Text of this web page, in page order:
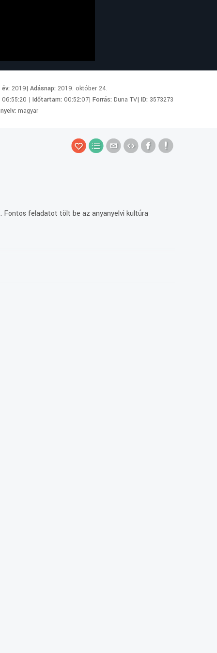
év:2019|Adásnap:2019. október 24.
06:55:20 |Időtartam:00:52:07|Forrás:Duna TV|ID: 3573273
magyar
feladatot tölt be az anyanyelvi kultúra